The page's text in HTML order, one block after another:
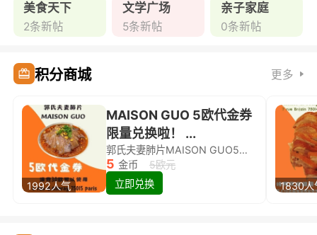
美食天下
2条新帖
文学广场
5条新帖
亲子家庭
0条新帖
积分商城 更多
1992人气
MAISON GUO 5欧代金券
限量兑换啦！ ...
郭氏夫妻肺片MAISON GUO5欧代金券限量兑换啦！
5 金币
5欧元
立即兑换
1830人